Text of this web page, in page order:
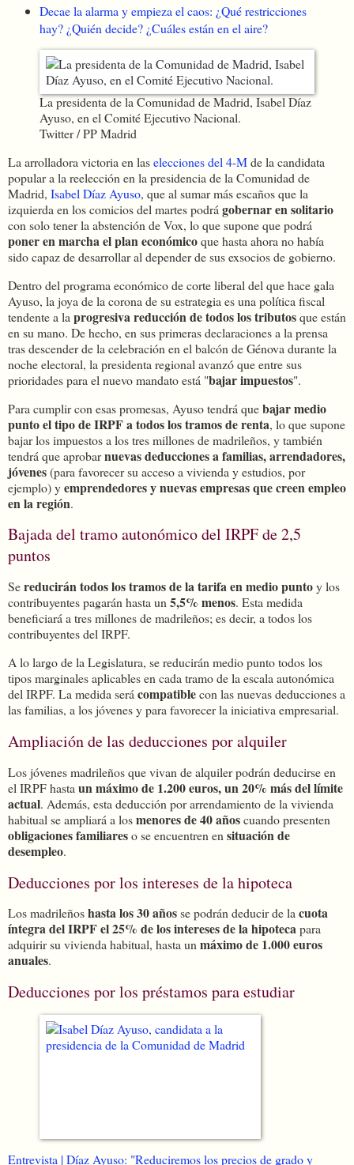
Decae la alarma y empieza el caos: ¿Qué restricciones
hay? ¿Quién decide? ¿Cuáles están en el aire?
La presidenta de la Comunidad de Madrid, Isabel Díaz
Ayuso, en el Comité Ejecutivo Nacional.
Twitter / PP Madrid
La arrolladora victoria en laselecciones del 4-Mde la candidata
popular a la reelección en la presidencia de la Comunidad de
Madrid, Isabel Díaz Ayuso, que al sumar más escaños que la
izquierda en los comicios del martes podrá gobernar en solitario
con solo tener la abstención de Vox, lo que supone que podrá
poner en marcha el plan económicoque hasta ahora no había
sido capaz de desarrollar al depender de sus exsocios de gobierno.
Dentro del programa económico de corte liberal del que hace gala
Ayuso, la joya de la corona de su estrategia es una política fiscal
tendente a la progresiva reducción de todos los tributosque están
en su mano. De hecho, en sus primeras declaraciones a la prensa
tras descender de la celebración en el balcón de Génova durante la
noche electoral, la presidenta regional avanzó que entre sus
prioridades para el nuevo mandato está "bajar impuestos".
Para cumplir con esas promesas, Ayuso tendrá quebajar medio
punto el tipo de IRPF a todos los tramos de renta, lo que supone
bajar los impuestos a los tres millones de madrileños, y también
tendrá que aprobarnuevas deducciones a familias, arrendadores,
jóvenes(para favorecer su acceso a vivienda y estudios, por
ejemplo) yemprendedores y nuevas empresas que creen empleo
en la región.
Bajada del tramo autonómico del IRPF de 2,5
puntos
Sereducirán todos los tramos de la tarifa en medio puntoy los
contribuyentes pagarán hasta un5,5% menos. Esta medida
beneficiará a tres millones de madrileños; es decir, a todos los
contribuyentes del IRPF.
A lo largo de la Legislatura, se reducirán medio punto todos los
tipos marginales aplicables en cada tramo de la escala autonómica
del IRPF. La medida será compatiblecon las nuevas deducciones a
las familias, a los jóvenes y para favorecer la iniciativa empresarial.
Ampliación de las deducciones por alquiler
Los jóvenes madrileños que vivan de alquiler podrán deducirse en
el IRPF hasta un máximo de 1.200 euros, un 20% más del límite
actual. Además, esta deducción por arrendamiento de la vivienda
habitual se ampliará a losmenores de 40 añoscuando presenten
obligaciones familiareso se encuentren en situación de
desempleo.
Deducciones por los intereses de la hipoteca
Los madrileñoshasta los 30 añosse podrán deducir de lacuota
íntegra del IRPF el 25% de los intereses de la hipotecapara
adquirir su vivienda habitual, hasta unmáximo de 1.000 euros
anuales.
Deducciones por los préstamos para estudiar
Entrevista | Díaz Ayuso: "Reduciremos los precios de grado y